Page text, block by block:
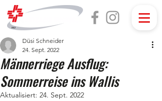
Männerriege Ausflug:
Sommerreise ins Wallis
Düsi Schneider
24. Sept. 2022
Aktualisiert: 24. Sept. 2022